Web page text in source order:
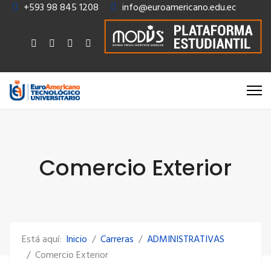
+593 98 845 1208 info@euroamericano.edu.ec
Comercio Exterior
Está aquí: Inicio Carreras
ADMINISTRATIVAS
Comercio Exterior